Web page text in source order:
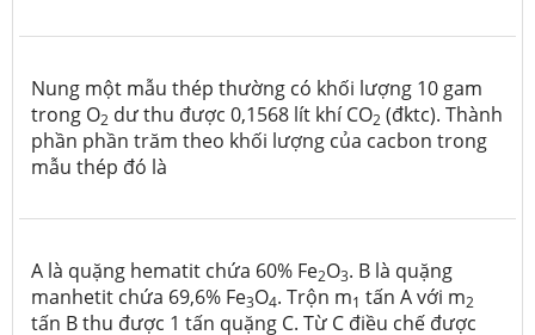
Nung một mẫu thép thường có khối lượng 10 gam
trong O2 dư thu được 0,1568 lít khí CO2 (đktc). Thành
phần phần trăm theo khối lượng của cacbon trong
mẫu thép đó là
A là quặng hematit chứa 60% Fe2O3. B là quặng
manhetit chứa 69,6% Fe3O4. Trộn m1 tấn A với m2
tấn B thu được 1 tấn quặng C. Từ C điều chế được